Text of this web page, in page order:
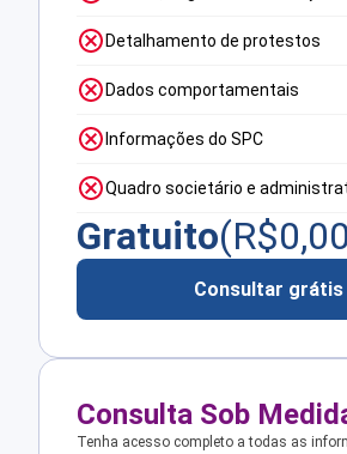
Detalhamento de protestos
Dados comportamentais
Informações do SPC
Quadro societário e
Gratuito(R$
Consultar grátis
Consulta Sob
Tenha acesso completo a todas as